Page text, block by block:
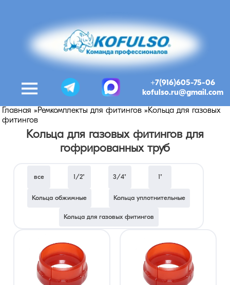
+7(916)605-75-06
kofulso.ru@gmail.com
Главная »Ремкомплекты для фитингов »Кольца для газовых
фитингов
Кольца для газовых фитингов для
гофрированных труб
все 1/2" 3/4" 1"
Кольца обжимные Кольца уплотнительные
Кольца для газовых фитингов